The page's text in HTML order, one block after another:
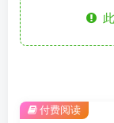
此
付费阅读